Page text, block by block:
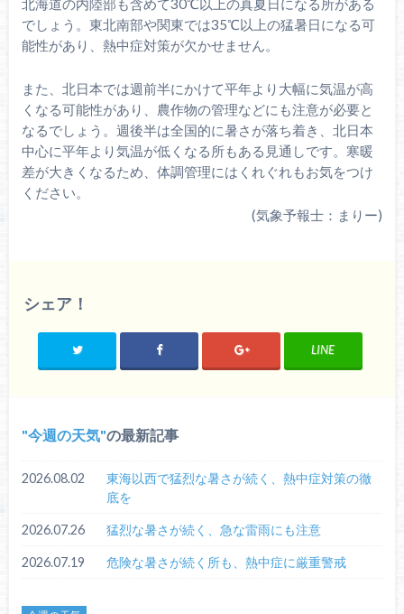
北海道の内陸部も含めて30℃以上の真夏日になる所がある
でしょう。東北南部や関東では35℃以上の猛暑日になる可
能性があり、熱中症対策が欠かせません。
また、北日本では週前半にかけて平年より大幅に気温が高
くなる可能性があり、農作物の管理などにも注意が必要と
なるでしょう。週後半は全国的に暑さが落ち着き、北日本
中心に平年より気温が低くなる所もある見通しです。寒暖
差が大きくなるため、体調管理にはくれぐれもお気をつけ
ください。
(気象予報士：まりー)
シェア！
LINE
今週の天気 の最新記事
2026.08.02
東海以西で猛烈な暑さが続く、熱中症対策の徹
底を
2026.07.26 猛烈な暑さが続く、急な雷雨にも注意
2026.07.19 危険な暑さが続く所も、熱中症に厳重警戒